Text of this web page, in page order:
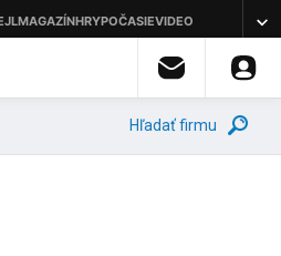
Hľadať firmu